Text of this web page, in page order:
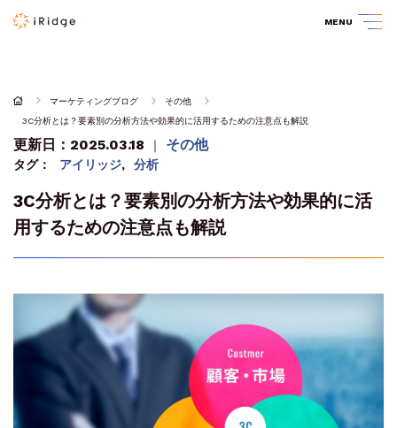
MENU
マーケティングブログ
その他
3C分析とは？要素別の分析方法や効果的に活用するための注意点も解説
更新日：2025.03.18 ｜ その他
タグ： アイリッジ, 分析
3C分析とは？要素別の分析方法や効果的に活
用するための注意点も解説